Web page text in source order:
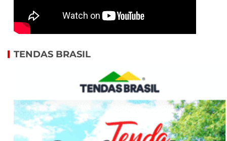
TENDAS BRASIL